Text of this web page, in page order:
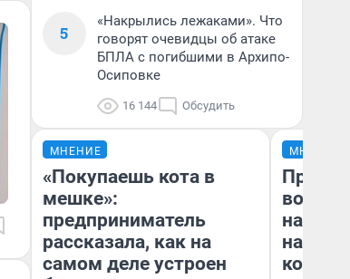
5
«Накрылись лежаками». Что
говорят очевидцы об атаке
БПЛА с погибшими в Архипо-
Осиповке
16 144 Обсудить
МНЕНИЕ
«Покупаешь кота в
мешке»:
предприниматель
рассказала, как на
самом деле устроен
МНЕНИЕ
нам